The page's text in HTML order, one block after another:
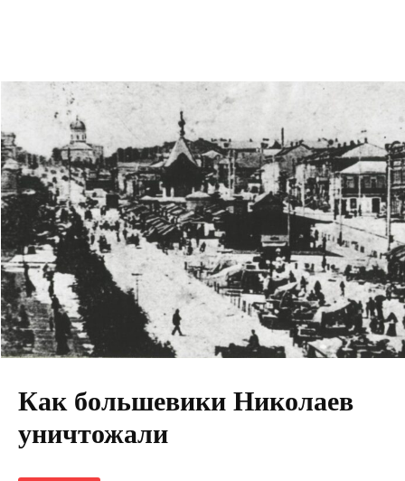
Как большевики Николаев
уничтожали